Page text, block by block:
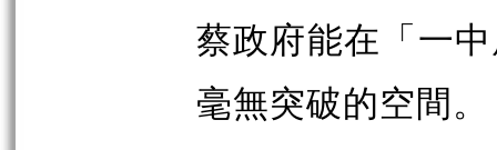
蔡政府能在「一
毫無突破的空間。